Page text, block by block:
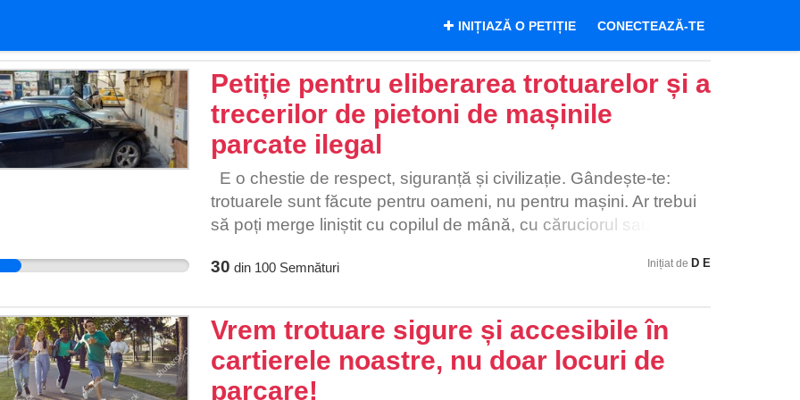
INIȚIAZĂ O PETIȚIE CONECTEAZĂ-TE
Petiție pentru eliberarea trotuarelor și a
trecerilor de pietoni de mașinile
parcate ilegal
E o chestie de respect, siguranță și civilizație. Gândește-te:
trotuarele sunt făcute pentru oameni, nu pentru mașini. Ar trebui
să poți merge liniștit cu copilul de mână, cu căruciorul sau pur și
mașini în mers. Dar în București, aproape zilnic, trebuie să te
zebră, ca într-un joc video periculos. Și nu vorbesc doar dintr-un
principiu urban. Am văzut persoane în vârstă care nu pot trece
strada pentru că vizibilitatea e blocată de mașini. Am văzut copii
care trebuie să se strecoare printre mașini parcate chiar pe
30 din 100Semnături Inițiat de D E
Vrem trotuare sigure și accesibile în
cartierele noastre, nu doar locuri de
parcare!